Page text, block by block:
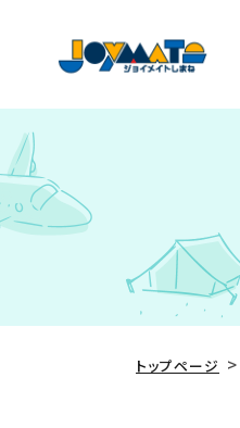
トップページ